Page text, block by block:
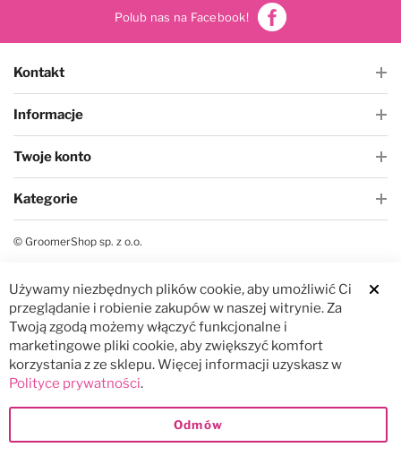
Polub nas na Facebook!
Kontakt
Informacje
Twoje konto
Kategorie
© GroomerShop sp. z o.o.
Używamy niezbędnych plików cookie, aby umożliwić Ci
przeglądanie i robienie zakupów w naszej witrynie. Za
Twoją zgodą możemy włączyć funkcjonalne i
marketingowe pliki cookie, aby zwiększyć komfort
korzystania z ze sklepu. Więcej informacji uzyskasz w
Polityce prywatności.
Odmów